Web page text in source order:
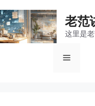
老范
这里是
菜